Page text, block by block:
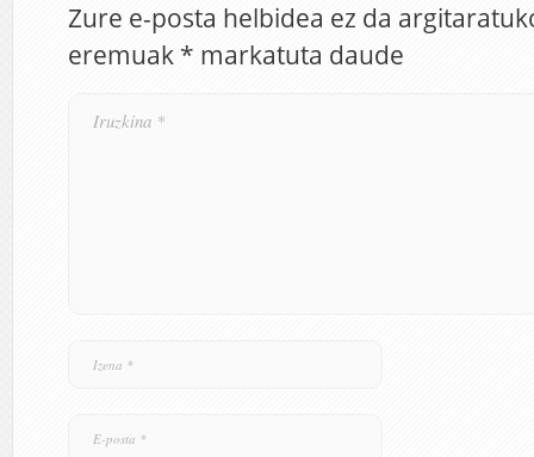
Zure e-posta helbidea ez da
eremuak * markatuta daude